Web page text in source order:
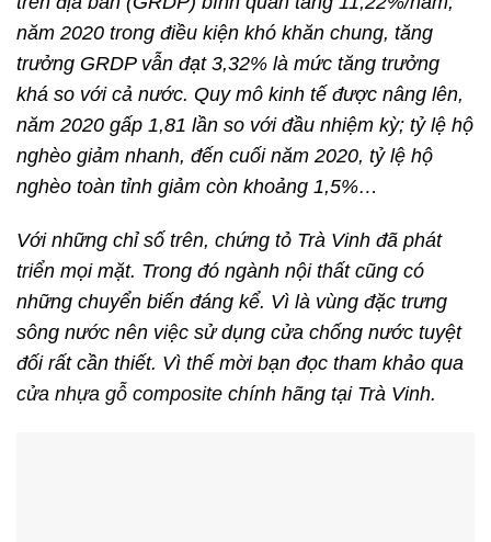
năm 2020 trong điều kiện khó khăn chung, tăng
trưởng GRDP vẫn đạt 3,32% là mức tăng trưởng
khá so với cả nước. Quy mô kinh tế được nâng lên,
năm 2020 gấp 1,81 lần so với đầu nhiệm kỳ; tỷ lệ hộ
nghèo giảm nhanh, đến cuối năm 2020, tỷ lệ hộ
nghèo toàn tỉnh giảm còn khoảng 1,5%…
Với những chỉ số trên, chứng tỏ Trà Vinh đã phát
triển mọi mặt. Trong đó ngành nội thất cũng có
những chuyển biến đáng kể. Vì là vùng đặc trưng
sông nước nên việc sử dụng cửa chống nước tuyệt
đối rất cần thiết. Vì thế mời bạn đọc tham khảo qua
cửa nhựa gỗ composite chính hãng tại Trà Vinh.